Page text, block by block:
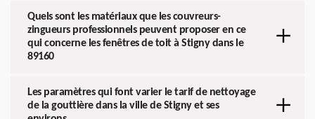
Quels sont les matériaux que les couvreurs-
zingueurs professionnels peuvent proposer en ce
qui concerne les fenêtres de toit à Stigny dans le
89160
Les paramètres qui font varier le tarif de nettoyage
de la gouttière dans la ville de Stigny et ses